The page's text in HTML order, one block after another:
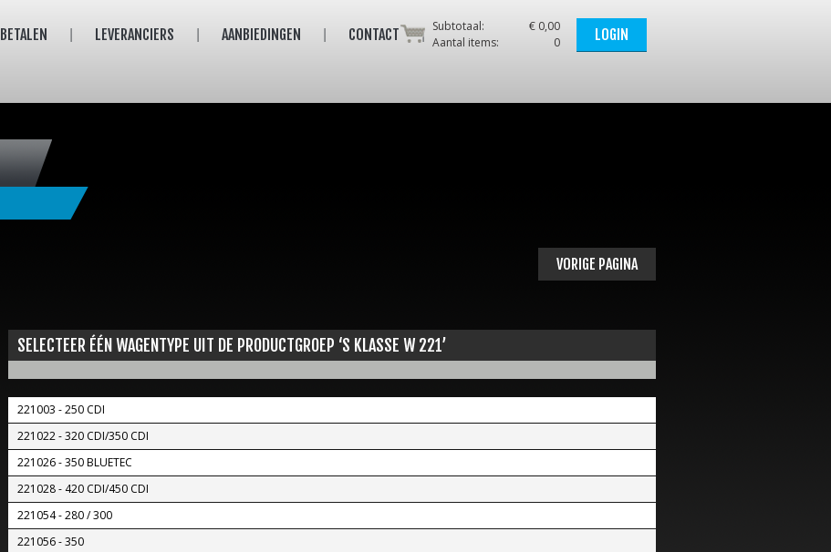
LEVERANCIERS AANBIEDINGEN
CONTACT
Subtotaal:
€ 0,00
Aantal items:
0 LOGIN
VORIGE PAGINA
SELECTEER ÉÉN WAGENTYPE UIT DE PRODUCTGROEP ‘S KLASSE W 221’
221003 - 250 CDI
221022 - 320 CDI/350 CDI
221026 - 350 BLUETEC
221028 - 420 CDI/450 CDI
221054 - 280 / 300
221056 - 350